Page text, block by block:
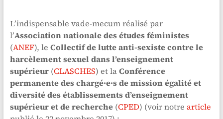
L’indispensable vade-mecum réalisé par
l’Association nationale des études féministes
(ANEF), le Collectif de lutte anti-sexiste contre le
harcèlement sexuel dans l’enseignement
supérieur(CLASCHES) et laConférence
permanente des chargé·e·s de mission égalité et
diversité des établissements d’enseignement
supérieur et de recherche(CPED) (voir notre article